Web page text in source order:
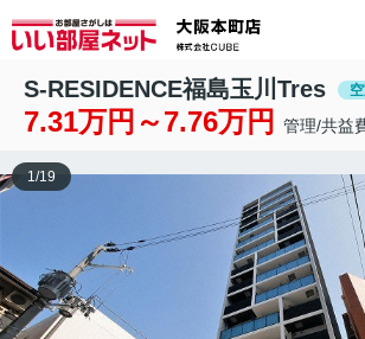
S-RESIDENCE福島玉川Tres
7.31万円～7.76万円 管理/共益
1/19